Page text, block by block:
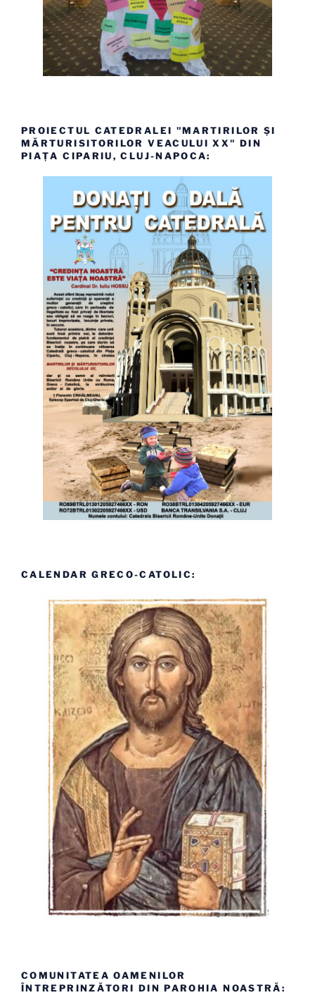
PROIECTUL CATEDRALEI "MARTIRILOR ȘI
MĂRTURISITORILOR VEACULUI XX" DIN
PIAȚA CIPARIU, CLUJ-NAPOCA:
CALENDAR GRECO-CATOLIC:
COMUNITATEA OAMENILOR
ÎNTREPRINZĂTORI DIN PAROHIA NOASTRĂ: